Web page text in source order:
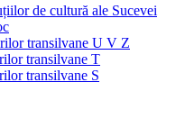
de cultură ale Sucevei
transilvane U V Z
transilvane T
transilvane S